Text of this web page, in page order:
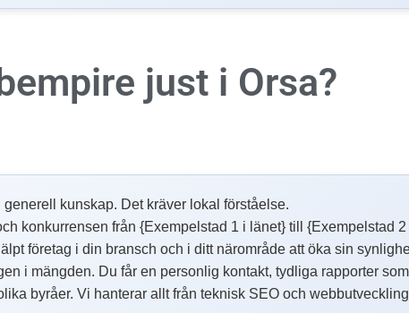
just i Orsa?
kunskap. Det kräver lokal förståelse.
konkurrensen från {Exempelstad 1 i länet} till {Exempelstad
företag i din bransch och i ditt närområde att öka sin
i mängden. Du får en personlig kontakt, tydliga rapporter
byråer. Vi hanterar allt från teknisk SEO och